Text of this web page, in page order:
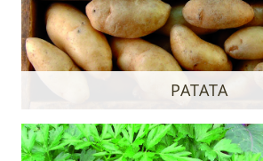
PATATA